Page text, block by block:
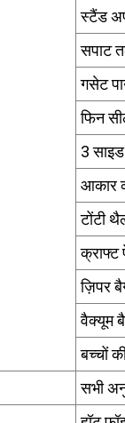
स्टैंड
सपाट
गसेट
फिन
3
आकार
टोंटी
क्राफ्ट
ज़िपर
वैक्यूम
बच्चों
सभी